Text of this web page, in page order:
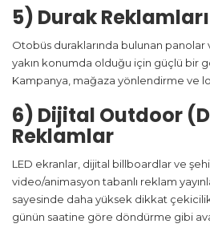
5) Durak Reklamları
Otobüs duraklarında bulunan panolar
yakın konumda olduğu için güçlü bir
Kampanya, mağaza yönlendirme ve
6) Dijital Outdoor
Reklamlar
LED ekranlar, dijital billboardlar ve
video/animasyon tabanlı reklam
sayesinde daha yüksek dikkat çekicilik
günün saatine göre döndürme gibi